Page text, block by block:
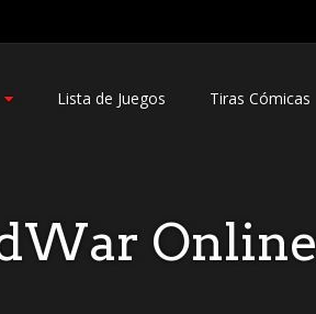
Lista de Juegos Tiras Cómicas
Online